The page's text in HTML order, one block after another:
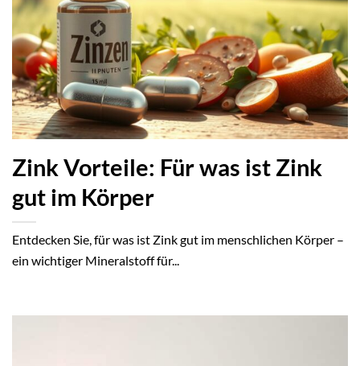
Zink Vorteile: Für was ist Zink
gut im Körper
Entdecken Sie, für was ist Zink gut im menschlichen Körper –
ein wichtiger Mineralstoff für...